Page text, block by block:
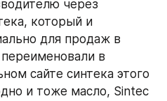
через
который и
для продаж в
в
сайте синтека этого
и тоже масло, Sintec